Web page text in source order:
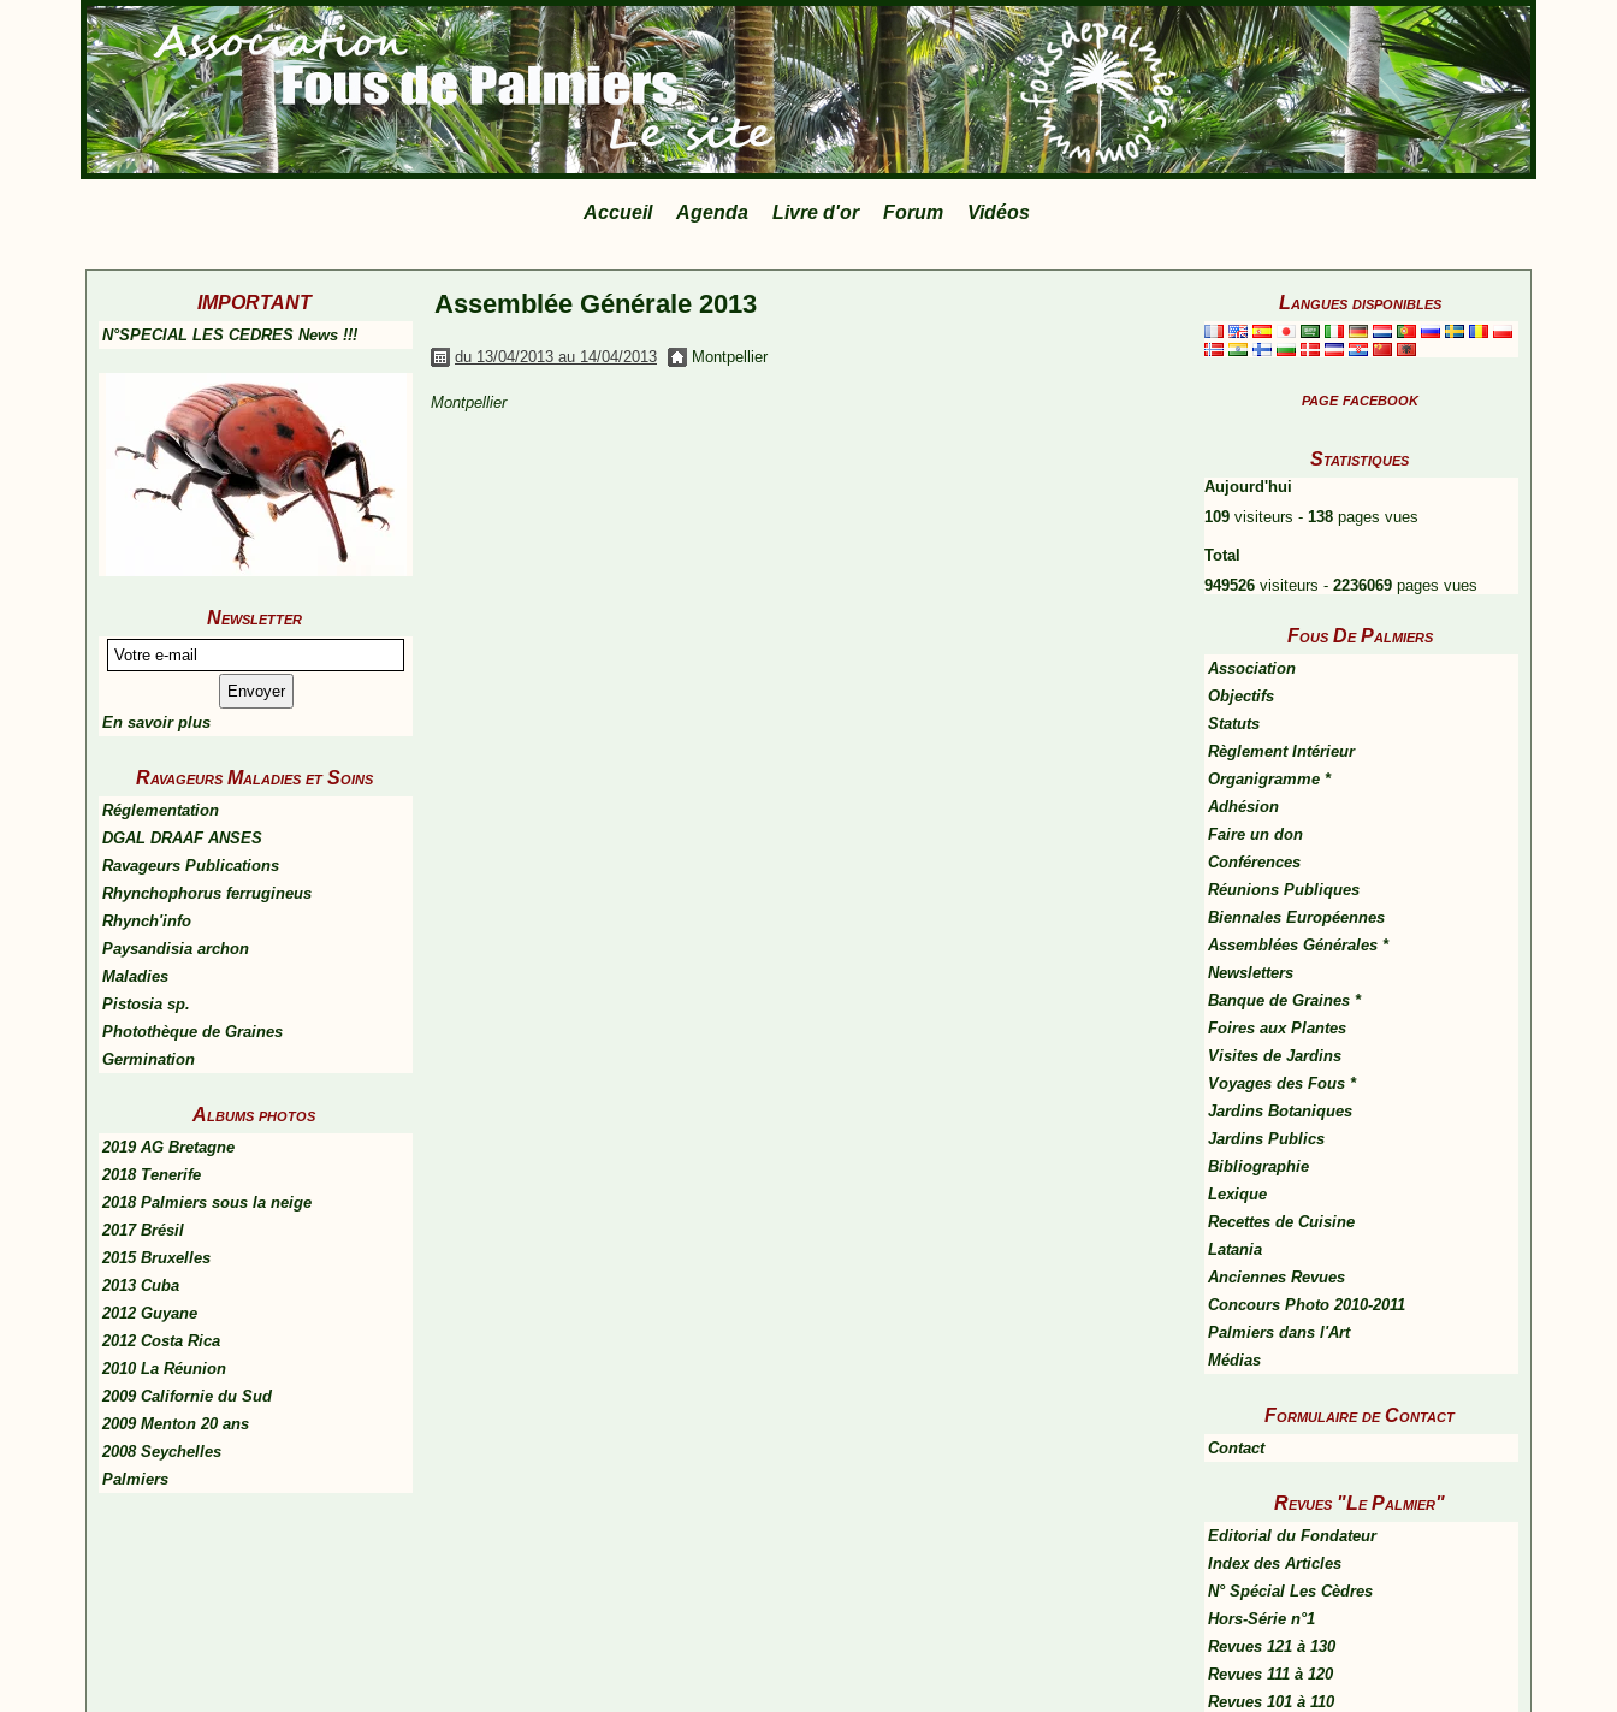
Accueil Agenda Livre d'or Forum Vidéos
IMPORTANT
N°SPECIAL LES CEDRES News !!!
Newsletter
En savoir plus
Ravageurs Maladies et Soins
Réglementation
DGAL DRAAF ANSES
Ravageurs Publications
Rhynchophorus ferrugineus
Rhynch'info
Paysandisia archon
Maladies
Pistosia sp.
Photothèque de Graines
Germination
Albums photos
2019 AG Bretagne
2018 Tenerife
2018 Palmiers sous la neige
2017 Brésil
2015 Bruxelles
2013 Cuba
2012 Guyane
2012 Costa Rica
2010 La Réunion
2009 Californie du Sud
2009 Menton 20 ans
2008 Seychelles
Palmiers
Langues disponibles
page facebook
Statistiques
Aujourd'hui
109 visiteurs - 138 pages vues
Total
949526 visiteurs - 2236069 pages vues
Fous De Palmiers
Association
Objectifs
Statuts
Règlement Intérieur
Organigramme *
Adhésion
Faire un don
Conférences
Réunions Publiques
Biennales Européennes
Assemblées Générales *
Newsletters
Banque de Graines *
Foires aux Plantes
Visites de Jardins
Voyages des Fous *
Jardins Botaniques
Jardins Publics
Bibliographie
Lexique
Recettes de Cuisine
Latania
Anciennes Revues
Concours Photo 2010-2011
Palmiers dans l'Art
Médias
Formulaire de Contact
Contact
Revues "Le Palmier"
Editorial du Fondateur
Index des Articles
N° Spécial Les Cèdres
Hors-Série n°1
Revues 121 à 130
Revues 111 à 120
Revues 101 à 110
Assemblée Générale 2013
du 13/04/2013 au 14/04/2013 Montpellier
Montpellier